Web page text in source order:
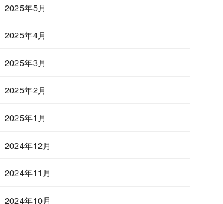
2025年5月
2025年4月
2025年3月
2025年2月
2025年1月
2024年12月
2024年11月
2024年10月